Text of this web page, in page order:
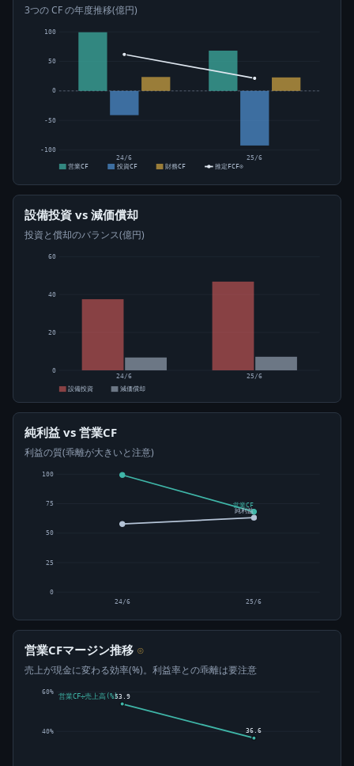
3つの CF の年度推移(億円)
-100
-50
0
50
100
24/6
25/6
営業CF
投資CF 財務CF 推定FCF⊙
設備投資 vs 減価償却
投資と償却のバランス(億円)
0
20
40
60
24/6
25/6
設備投資
減価償却
純利益 vs 営業CF
利益の質(乖離が大きいと注意)
0
25
50
75
100
営業CF
純利益
24/6 25/6
営業CFマージン推移 ⊙
売上が現金に変わる効率(%)。利益率との乖離は要注意
40%
60%
53.9
36.6
営業CF÷売上高(%)